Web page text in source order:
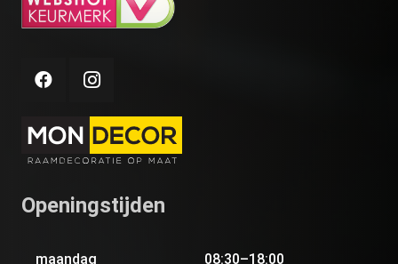
Openingstijden
maandag 08:30–18:00